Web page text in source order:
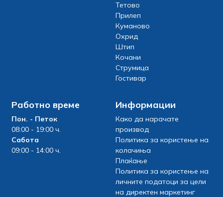
Тетово
Прилеп
Куманово
Охрид
Штип
Кочани
Струмица
Гостивар
Работно време
Пон. - Петок
08:00 - 19:00 ч.
Сабота
09:00 - 14:00 ч.
Информации
Како да нарачате
производ
Политика за користење на
колачиња
Плаќање
Политика за користење на
личните податоци за цели
на директен маркетинг